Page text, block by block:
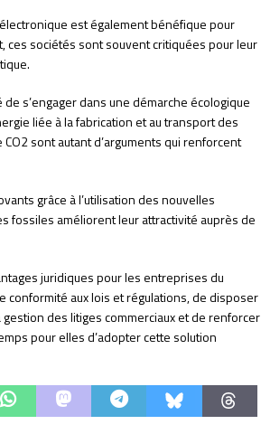
est également bénéfique pour
ces sociétés sont souvent critiquées pour leur
s’engager dans une démarche écologique
liée à la fabrication et au transport des
sont autant d’arguments qui renforcent
grâce à l’utilisation des nouvelles
fossiles améliorent leur attractivité auprès de
juridiques pour les entreprises du
conformité aux lois et régulations, de disposer
des litiges commerciaux et de renforcer
pour elles d’adopter cette solution